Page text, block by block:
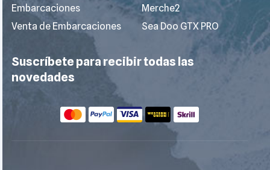
Embarcaciones
Venta de Embarcaciones
Merche2
Sea Doo GTX PRO
Suscríbete para recibir todas las
novedades